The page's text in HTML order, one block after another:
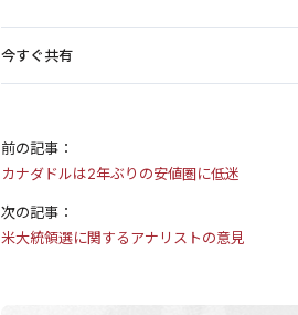
今すぐ共有
前の記事：
カナダドルは2年ぶりの安値圏に低迷
次の記事：
米大統領選に関するアナリストの意見